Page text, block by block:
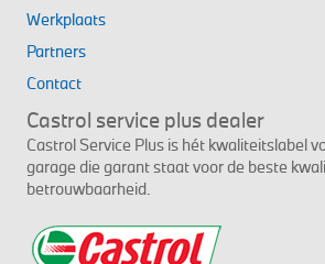
Werkplaats
Partners
Contact
Castrol service plus dealer
Castrol Service Plus is hét kwaliteitslabel
garage die garant staat voor de beste
betrouwbaarheid.